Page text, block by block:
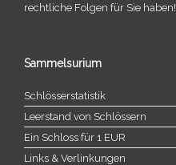
recht­li­che Folgen für Sie haben!
Sammelsurium
Schlösserstatistik
Leerstand von Schlössern
Ein Schloss für 1 EUR
Links & Verlinkungen